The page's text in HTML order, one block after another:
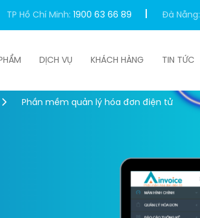
TP Hồ Chí Minh: 1900 63 66 89 Đà Nẵng:
DỊCH VỤ KHÁCH HÀNG TIN TỨC
Phần mềm quản lý hóa đơn điện tử